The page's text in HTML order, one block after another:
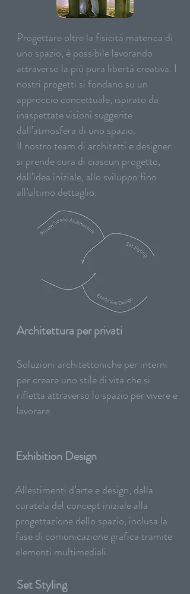
Progettare oltre la fisicità materica di
uno spazio, è possibile lavorando
attraverso la più pura libertà creativa. I
nostri progetti si fondano su un
approccio concettuale, ispirato da
inaspettate visioni suggerite
dall’atmosfera di uno spazio.
Il nostro team di architetti e designer
si prende cura di ciascun progetto,
dall’idea iniziale, allo sviluppo fino
all’ultimo dettaglio.
Architettura per privati
Soluzioni architettoniche per interni
per creare uno stile di vita che si
rifletta attraverso lo spazio per vivere e
lavorare.
Exhibition Design ​
Allestimenti d’arte e design, dalla
curatela del concept iniziale alla
progettazione dello spazio, inclusa la
fase di comunicazione grafica tramite
elementi multimediali.
Set Styling